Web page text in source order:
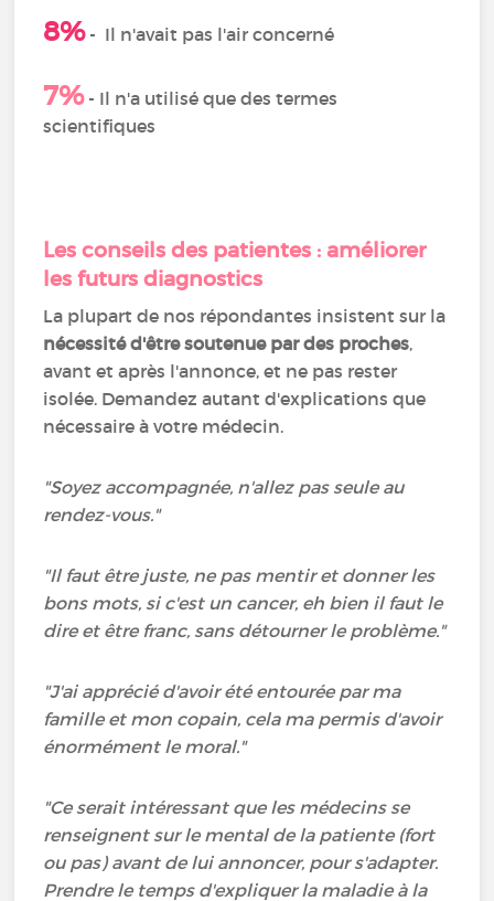
8%- Il n'avait pas l'air concerné
7%- Il n'a utilisé que des termes
scientifiques
Les conseils des patientes : améliorer
les futurs diagnostics
La plupart de nos répondantes insistent sur la
nécessité d'être soutenue par des proches,
avant et après l'annonce, et ne pas rester
isolée. Demandez autant d'explications que
nécessaire à votre médecin.
"Soyez accompagnée, n'allez pas seule au
rendez-vous."
"Il faut être juste, ne pas mentir et donner les
bons mots, si c'est un cancer, eh bien il faut le
dire et être franc, sans détourner le problème."
"J'ai apprécié d'avoir été entourée par ma
famille et mon copain, cela ma permis d'avoir
énormément le moral."
"Ce serait intéressant que les médecins se
renseignent sur le mental de la patiente (fort
ou pas) avant de lui annoncer, pour s'adapter.
Prendre le temps d'expliquer la maladie à la